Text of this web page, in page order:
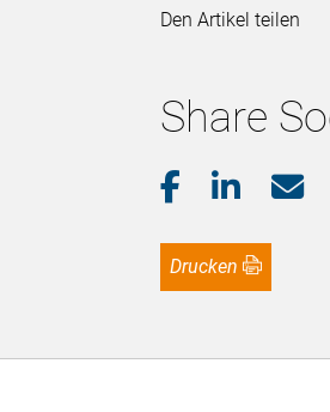
Den Artikel teilen
Share
Drucken